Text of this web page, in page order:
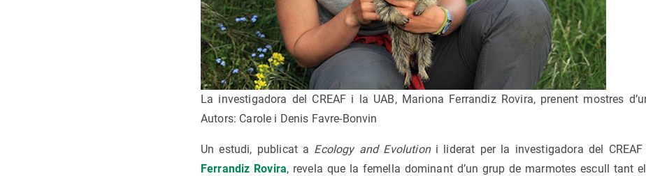
La investigadora del CREAF i la UAB, Mariona Ferrandiz Rovira, prenent mostres
Autors: Carole i Denis Favre-Bonvin
Un estudi, publicat a Ecology and Evolutioni liderat per la investigadora del
Ferrandiz Rovira, revela que la femella dominant d’un grup de marmotes escull tant